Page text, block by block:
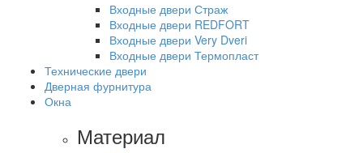
Входные двери Страж
Входные двери REDFORT
Входные двери Very Dveri
Входные двери Термопласт
Технические двери
Дверная фурнитура
Окна
Материал